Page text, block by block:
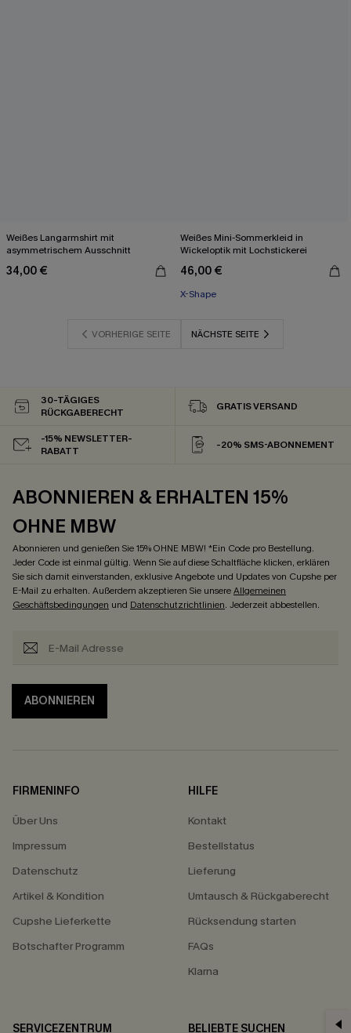
Weißes Langarmshirt mit
asymmetrischem Ausschnitt
34,00 €
Weißes Mini-Sommerkleid in
Wickeloptik mit Lochstickerei
46,00 €
X-Shape
VORHERIGE SEITE NÄCHSTE SEITE
30-TÄGIGES
RÜCKGABERECHT
GRATIS VERSAND
-15% NEWSLETTER-
RABATT
-20% SMS-ABONNEMENT
ABONNIEREN & ERHALTEN 15%
OHNE MBW
Abonnieren und genießen Sie 15% OHNE MBW! *Ein Code pro Bestellung.
Jeder Code ist einmal gültig. Wenn Sie auf diese Schaltfläche klicken, erklären
Sie sich damit einverstanden, exklusive Angebote und Updates von Cupshe per
E-Mail zu erhalten. Außerdem akzeptieren Sie unsereAllgemeinen
Geschäftsbedingungen und Datenschutzrichtlinien. Jederzeit abbestellen.
ABONNIEREN
FIRMENINFO
Über Uns
Impressum
Datenschutz
Artikel & Kondition
Cupshe Lieferkette
Botschafter Programm
HILFE
Kontakt
Bestellstatus
Lieferung
Umtausch & Rückgaberecht
Rücksendung starten
FAQs
Klarna
SERVICEZENTRUM
BELIEBTE SUCHEN